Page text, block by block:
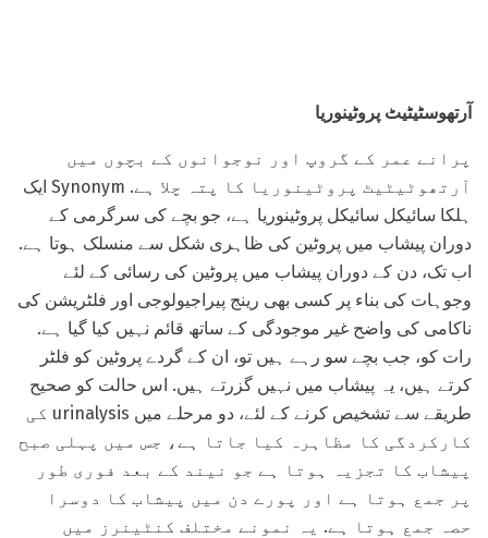
آرتھوسٹیٹیٹ پروٹینوریا
پرانے عمر کے گروپ اور نوجوانوں کے بچوں میں
آرتھوٹیٹیٹ پروٹینوریا کا پتہ چلا ہے. Synonym ایک
ہلکا سائیکل سائیکل پروٹینوریا ہے، جو بچے کی سرگرمی کے
دوران پیشاب میں پروٹین کی ظاہری شکل سے منسلک ہوتا ہے.
اب تک، دن کے دوران پیشاب میں پروٹین کی رسائی کے لئے
وجوہات کی بناء پر کسی بھی رینج پیراجیولوجی اور فلٹریشن کی
ناکامی کی واضح غیر موجودگی کے ساتھ قائم نہیں کیا گیا ہے.
رات کو، جب بچے سو رہے ہیں تو، ان کے گردے پروٹین کو فلٹر
کرتے ہیں، یہ پیشاب میں نہیں گزرتے ہیں. اس حالت کو صحیح
طریقے سے تشخیص کرنے کے لئے، دو مرحلے میں urinalysis کی
کارکردگی کا مظاہرہ کیا جاتا ہے، جس میں پہلی صبح
پیشاب کا تجزیہ ہوتا ہے جو نیند کے بعد فوری طور
پر جمع ہوتا ہے اور پورے دن میں پیشاب کا دوسرا
حصہ جمع ہوتا ہے. یہ نمونے مختلف کنٹینرز میں